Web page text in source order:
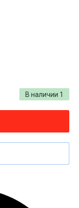
В наличии 1